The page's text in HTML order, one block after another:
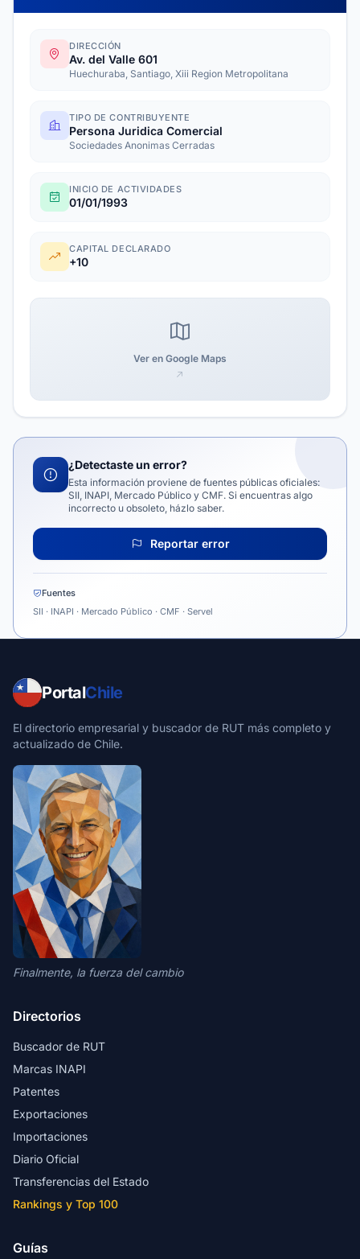
DIRECCIÓN
Av. del Valle 601
Huechuraba, Santiago, Xiii Region Metropolitana
TIPO DE CONTRIBUYENTE
Persona Juridica Comercial
Sociedades Anonimas Cerradas
INICIO DE ACTIVIDADES
01/01/1993
CAPITAL DECLARADO
+10
Ver en Google Maps
¿Detectaste un error?
Esta información proviene de fuentes públicas oficiales:
SII, INAPI, Mercado Público y CMF. Si encuentras algo
incorrecto u obsoleto, házlo saber.
Reportar error
Fuentes
SII · INAPI · Mercado Público · CMF · Servel
PortalChile
El directorio empresarial y buscador de RUT más completo y
actualizado de Chile.
Finalmente, la fuerza del cambio
Directorios
Buscador de RUT
Marcas INAPI
Patentes
Exportaciones
Importaciones
Diario Oficial
Transferencias del Estado
Rankings y Top 100
Guías